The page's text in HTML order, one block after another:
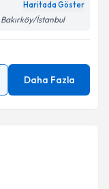
Haritada Göster
Bakırköy/İstanbul
Daha Fazla